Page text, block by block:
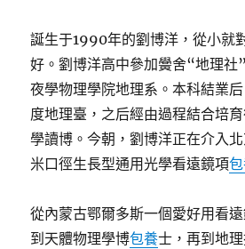
誕生于1990年的劉博洋，從小就
好。劉博洋高中參加黌舍“地理社
夜學物理學院地理系。本科結業
度地理臺，之后經由過程結合培
學讀博。今朝，劉博洋正在介入
米口徑生長型通用光學看遠鏡項
從內蒙古鄂爾多斯一個愛好用看
到天體物理學博包養士，再到地